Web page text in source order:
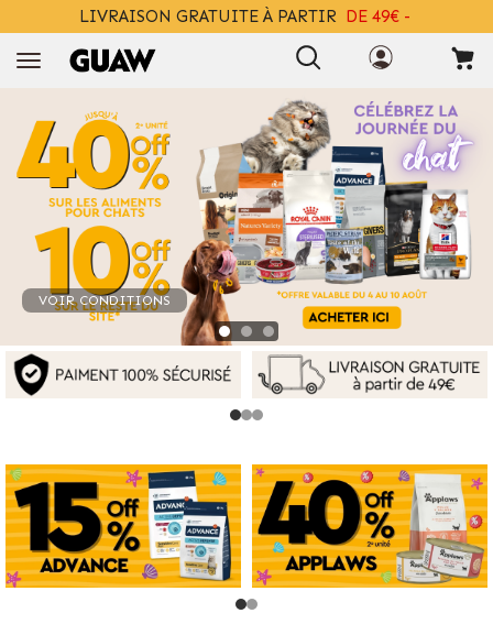
LIVRAISON GRATUITE À PARTIR DE 49€ -
VOIR CONDITIONS